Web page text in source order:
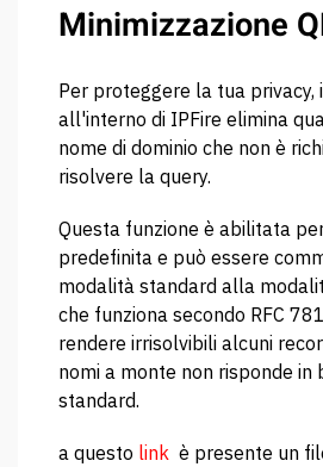
Minimizzazione
Per proteggere la tua privacy,
all'interno di IPFire elimina
nome di dominio che non è
risolvere la query.
Questa funzione è abilitata
predefinita e può essere
modalità standard alla
che funziona secondo RFC
rendere irrisolvibili alcuni
nomi a monte non risponde in
standard.
a questo link è presente un